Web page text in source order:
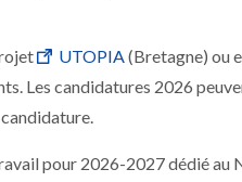
UTOPIA(Bretagne) ou
Les candidatures 2026
pour 2026-2027 dédié au